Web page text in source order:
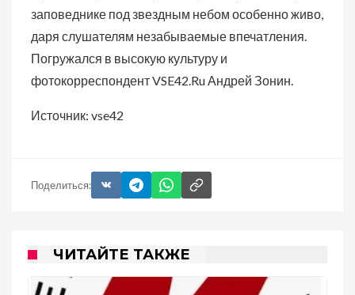
заповеднике под звездным небом особенно живо,
даря слушателям незабываемые впечатления.
Погружался в высокую культуру и
фотокорреспондент VSE42.Ru Андрей Зонин.
Источник: vse42
Поделиться:
ЧИТАЙТЕ ТАКЖЕ